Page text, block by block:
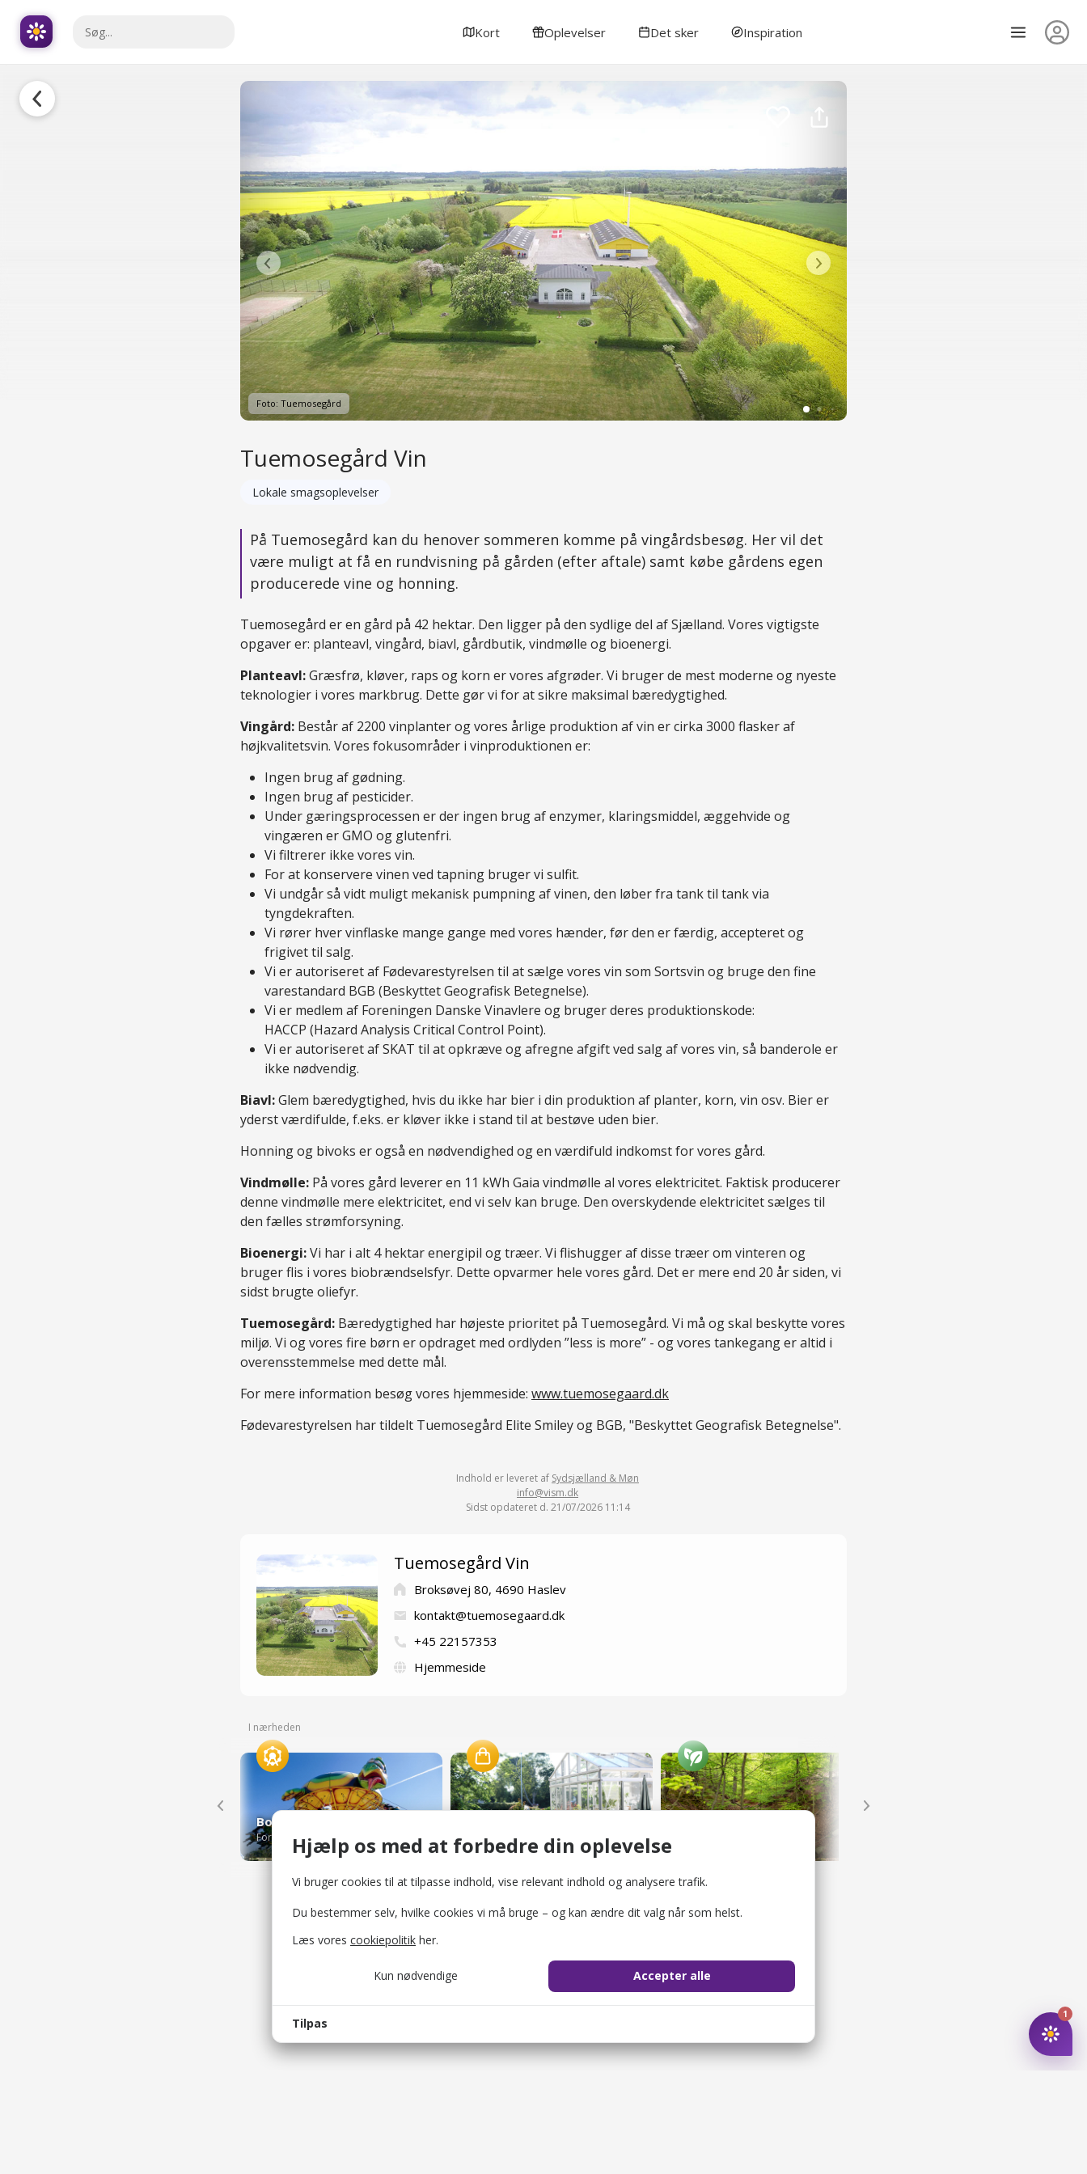
Kort Oplevelser Det sker Inspiration
Foto: Tuemosegård
Tuemosegård Vin
Lokale smagsoplevelser
På Tuemosegård kan du henover sommeren komme på vingårdsbesøg. Her vil det
være muligt at få en rundvisning på gården (efter aftale) samt købe gårdens egen
producerede vine og honning.
Tuemosegård er en gård på 42 hektar. Den ligger på den sydlige del af Sjælland. Vores vigtigste
opgaver er: planteavl, vingård, biavl, gårdbutik, vindmølle og bioenergi.
Planteavl:Græsfrø, kløver, raps og korn er vores afgrøder. Vi bruger de mest moderne og nyeste
teknologier i vores markbrug. Dette gør vi for at sikre maksimal bæredygtighed.
Vingård: Består af 2200 vinplanter og vores årlige produktion af vin er cirka 3000 flasker af
højkvalitetsvin. Vores fokusområder i vinproduktionen er:
Ingen brug af gødning.
Ingen brug af pesticider.
Under gæringsprocessen er der ingen brug af enzymer, klaringsmiddel, æggehvide og
vingæren er GMO og glutenfri.
Vi filtrerer ikke vores vin.
For at konservere vinen ved tapning bruger vi sulfit.
Vi undgår så vidt muligt mekanisk pumpning af vinen, den løber fra tank til tank via
tyngdekraften.
Vi rører hver vinflaske mange gange med vores hænder, før den er færdig, accepteret og
frigivet til salg.
Vi er autoriseret af Fødevarestyrelsen til at sælge vores vin som Sortsvin og bruge den fine
varestandard BGB (Beskyttet Geografisk Betegnelse).
Vi er medlem af Foreningen Danske Vinavlere og bruger deres produktionskode:
HACCP (Hazard Analysis Critical Control Point).
Vi er autoriseret af SKAT til at opkræve og afregne afgift ved salg af vores vin, så banderole er
ikke nødvendig.
Biavl:Glem bæredygtighed, hvis du ikke har bier i din produktion af planter, korn, vin osv. Bier er
yderst værdifulde, f.eks. er kløver ikke i stand til at bestøve uden bier.
Honning og bivoks er også en nødvendighed og en værdifuld indkomst for vores gård.
Vindmølle: På vores gård leverer en 11 kWh Gaia vindmølle al vores elektricitet. Faktisk producerer
denne vindmølle mere elektricitet, end vi selv kan bruge. Den overskydende elektricitet sælges til
den fælles strømforsyning.
Bioenergi:Vi har i alt 4 hektar energipil og træer. Vi flishugger af disse træer om vinteren og
bruger flis i vores biobrændselsfyr. Dette opvarmer hele vores gård. Det er mere end 20 år siden, vi
sidst brugte oliefyr.
Tuemosegård: Bæredygtighed har højeste prioritet på Tuemosegård. Vi må og skal beskytte vores
miljø. Vi og vores fire børn er opdraget med ordlyden ”less is more” - og vores tankegang er altid i
overensstemmelse med dette mål.
For mere information besøg vores hjemmeside: www.tuemosegaard.dk
Fødevarestyrelsen har tildelt Tuemosegård Elite Smiley og BGB, "Beskyttet Geografisk Betegnelse".
Indhold er leveret af Sydsjælland & Møn
info@vism.dk
Sidst opdateret d. 21/07/2026 11:14
Tuemosegård Vin
Broksøvej 80, 4690 Haslev
kontakt@tuemosegaard.dk
+45 22157353
Hjemmeside
I nærheden
Forlystelses- og temaparker Shopping
1
Hjælp os med at forbedre din oplevelse
Vi bruger cookies til at tilpasse indhold, vise relevant indhold og analysere trafik.
Du bestemmer selv, hvilke cookies vi må bruge – og kan ændre dit valg når som helst.
Læs vores cookiepolitik her.
Kun nødvendige Accepter alle
Tilpas